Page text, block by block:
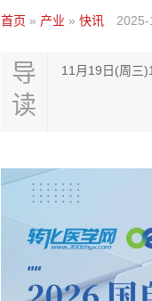
首页 » 产业 » 快讯
导
读
11月19日(周三